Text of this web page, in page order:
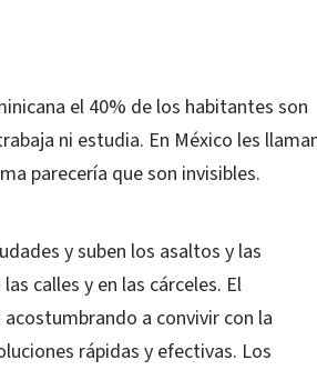
el 40% de los habitantes son
ni estudia. En México les
parecería que son invisibles.
y suben los asaltos y las
calles y en las cárceles. El
a convivir con la
rápidas y efectivas. Los